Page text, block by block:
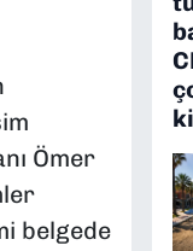
Ömer
belgede